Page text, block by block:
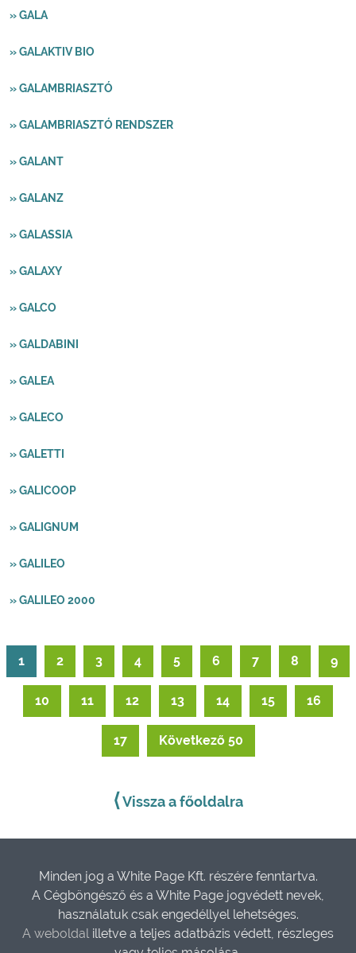
» GALA
» GALAKTIV BIO
» GALAMBRIASZTÓ
» GALAMBRIASZTÓ RENDSZER
» GALANT
» GALANZ
» GALASSIA
» GALAXY
» GALCO
» GALDABINI
» GALEA
» GALECO
» GALETTI
» GALICOOP
» GALIGNUM
» GALILEO
» GALILEO 2000
1 2 3 4 5 6 7 8 9
10 11 12 13 14 15 16
17 Következő 50
⟨Vissza a főoldalra
Minden jog a White Page Kft. részére fenntartva.
A Cégböngésző és a White Page jogvédett nevek,
használatuk csak engedéllyel lehetséges.
A weboldal illetve a teljes adatbázis védett, részleges